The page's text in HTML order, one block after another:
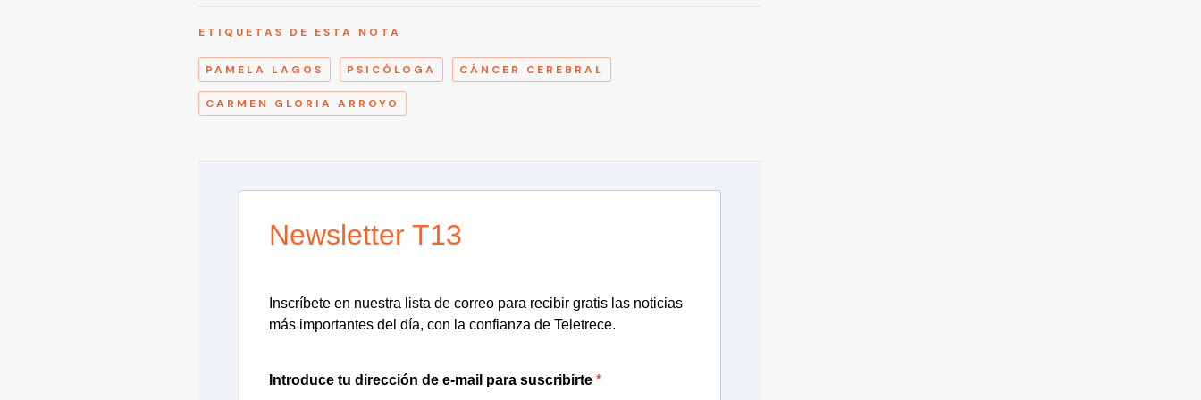
ETIQUETAS DE ESTA NOTA
PAMELA LAGOS PSICÓLOGA CÁNCER CEREBRAL
CARMEN GLORIA ARROYO
Newsletter T13
Inscríbete en nuestra lista de correo para recibir gratis las noticias
más importantes del día, con la confianza de Teletrece.
Introduce tu dirección de e-mail para suscribirte